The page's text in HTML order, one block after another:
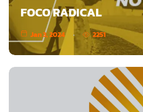
FOCO RADICAL
Jan 3, 2024 2251